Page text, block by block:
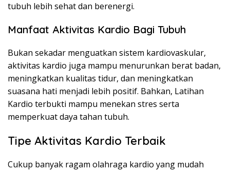
tubuh lebih sehat dan berenergi.
Manfaat Aktivitas Kardio Bagi Tubuh
Bukan sekadar menguatkan sistem kardiovaskular,
aktivitas kardio juga mampu menurunkan berat badan,
meningkatkan kualitas tidur, dan meningkatkan
suasana hati menjadi lebih positif. Bahkan, Latihan
Kardio terbukti mampu menekan stres serta
memperkuat daya tahan tubuh.
Tipe Aktivitas Kardio Terbaik
Cukup banyak ragam olahraga kardio yang mudah